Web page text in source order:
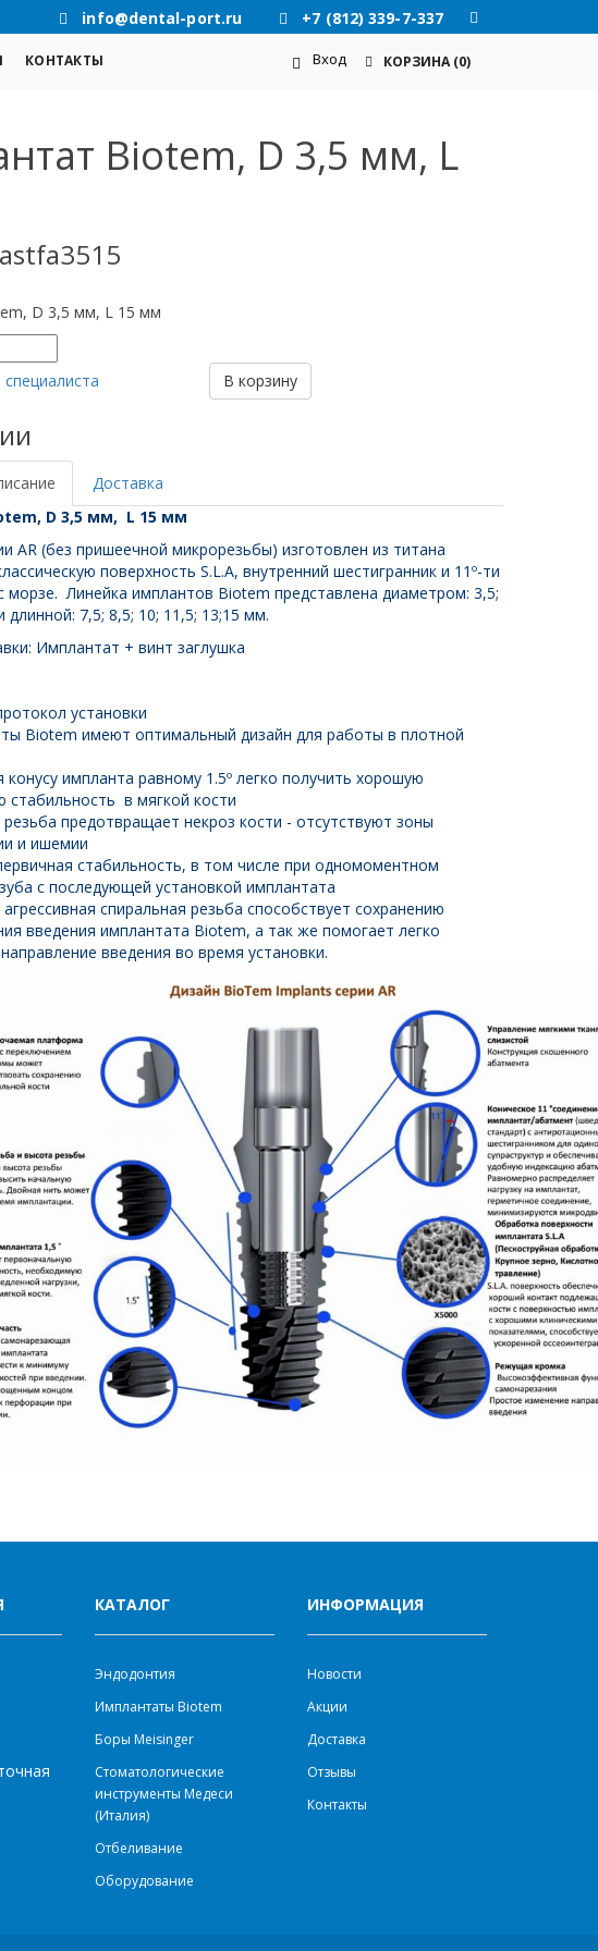
info@dental-port.ru +7 (812) 339-7-337
КОНТАКТЫ Вход КОРЗИНА (0)
Biotem, D 3,5 мм, L
astfa3515
D 3,5 мм, L 15 мм
В корзину
Доставка
D 3,5 мм, L 15 мм
AR (без пришеечной микрорезьбы) изготовлен из титана
поверхность S.L.A, внутренний шестигранник и 11º-ти
морзе. Линейка имплантов Biotem представлена диаметром: 3,5;
длинной: 7,5; 8,5; 10; 11,5; 13;15 мм.
Имплантат + винт заглушка
установки
Biotem имеют оптимальный дизайн для работы в плотной
конусу импланта равному 1.5º легко получить хорошую
стабильность в мягкой кости
предотвращает некроз кости - отсутствуют зоны
и ишемии
стабильность, в том числе при одномоментном
с последующей установкой имплантата
спиральная резьба способствует сохранению
введения имплантата Biotem, а так же помогает легко
введения во время установки.
КАТАЛОГ
Эндодонтия
Имплантаты Biotem
Боры Meisinger
Стоматологические
инструменты Медеси
(Италия)
Отбеливание
Оборудование
ИНФОРМАЦИЯ
Новости
Акции
Доставка
Отзывы
Контакты